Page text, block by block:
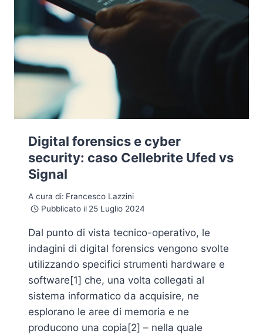
Digital forensics e cyber
security: caso Cellebrite Ufed vs
Signal
A cura di: Francesco Lazzini
Pubblicato il 25 Luglio 2024
Dal punto di vista tecnico-operativo, le
indagini di digital forensics vengono svolte
utilizzando specifici strumenti hardware e
software[1] che, una volta collegati al
sistema informatico da acquisire, ne
esplorano le aree di memoria e ne
producono una copia[2] – nella quale